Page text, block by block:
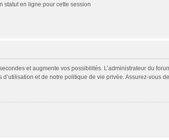
statut en ligne pour cette session
et augmente vos possibilités. L’administrateur du
et de notre politique de vie privée. Assurez-vous